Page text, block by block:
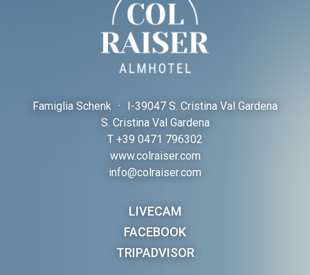
Famiglia Schenk · I-39047 S. Cristina Val Gardena
S. Cristina Val Gardena
T +39 0471 796302
www.colraiser.com
info@colraiser.com
LIVECAM
FACEBOOK
TRIPADVISOR